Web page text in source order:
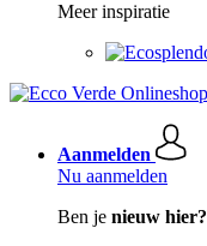
Meer inspiratie
Aanmelden
Nu aanmelden
Ben je nieuw hier?